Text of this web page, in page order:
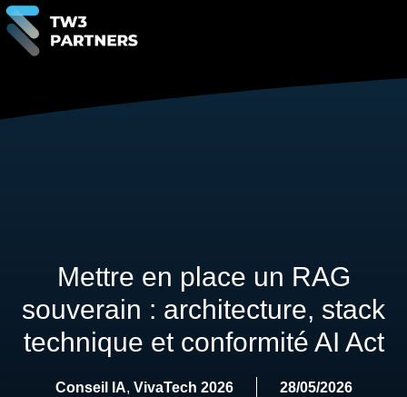
Mettre en place un RAG
souverain : architecture, stack
technique et conformité AI Act
Conseil IA, VivaTech 2026 28/05/2026